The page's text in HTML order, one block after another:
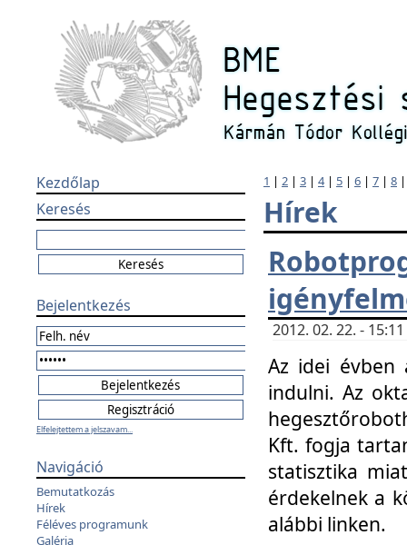
Kezdőlap
Keresés
Bejelentkezés
Elfelejtettem a jelszavam...
Navigáció
Bemutatkozás
Hírek
Féléves programunk
Galéria
1 | 2 | 3 | 4| 5 | 6 | 7 | 8
Hírek
2012. 02. 22. -
Az idei évben
indulni. Az
Kft. fogja
statisztika
érdekelnek a
alábbi linken.